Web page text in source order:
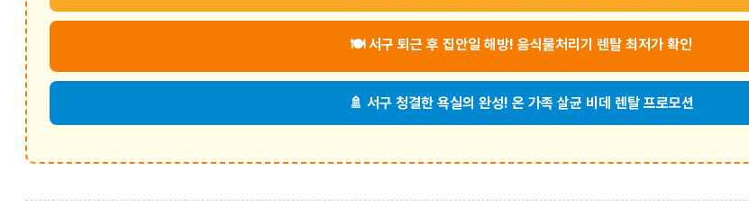
🍽️ 서구 퇴근 후 집안일 해방! 음식물처리기 렌탈 최저가 확인
🚿 서구 청결한 욕실의 완성! 온 가족 살균 비데 렌탈 프로모션